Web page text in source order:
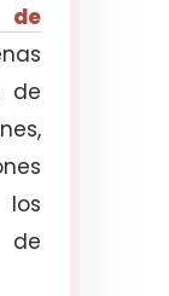
de
de
de